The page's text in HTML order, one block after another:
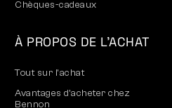
Chèques-cadeaux
À PROPOS DE L’ACHAT
Tout sur l’achat
Avantages d’acheter chez
Bennon